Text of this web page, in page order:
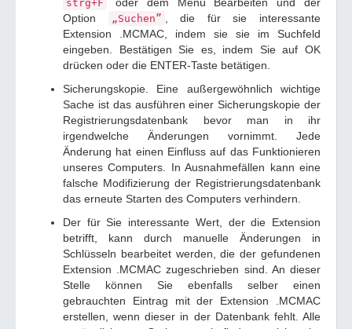
strg+F
Option
„Suchen”
, die für sie interessante
Extension .MCMAC, indem sie sie im Suchfeld
eingeben. Bestätigen Sie es, indem Sie auf OK
drücken oder die ENTER-Taste betätigen.
Sicherungskopie. Eine außergewöhnlich wichtige
Sache ist das ausführen einer Sicherungskopie der
Registrierungsdatenbank bevor man in ihr
irgendwelche Änderungen vornimmt. Jede
Änderung hat einen Einfluss auf das Funktionieren
unseres Computers. In Ausnahmefällen kann eine
falsche Modifizierung der Registrierungsdatenbank
das erneute Starten des Computers verhindern.
Der für Sie interessante Wert, der die Extension
betrifft, kann durch manuelle Änderungen in
Schlüsseln bearbeitet werden, die der gefundenen
Extension .MCMAC zugeschrieben sind. An dieser
Stelle können Sie ebenfalls selber einen
gebrauchten Eintrag mit der Extension .MCMAC
erstellen, wenn dieser in der Datenbank fehlt. Alle